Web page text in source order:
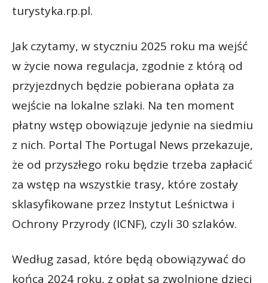
turystyka.rp.pl.
Jak czytamy, w styczniu 2025 roku ma wejść
w życie nowa regulacja, zgodnie z którą od
przyjezdnych będzie pobierana opłata za
wejście na lokalne szlaki. Na ten moment
płatny wstęp obowiązuje jedynie na siedmiu
z nich. Portal The Portugal News przekazuje,
że od przyszłego roku będzie trzeba zapłacić
za wstęp na wszystkie trasy, które zostały
sklasyfikowane przez Instytut Leśnictwa i
Ochrony Przyrody (ICNF), czyli 30 szlaków.
Według zasad, które będą obowiązywać do
końca 2024 roku, z opłat są zwolnione dzieci